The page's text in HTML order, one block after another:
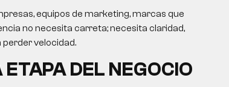
equipos de marketing, marcas que
no necesita carreta; necesita claridad,
velocidad.
DEL NEGOCIO